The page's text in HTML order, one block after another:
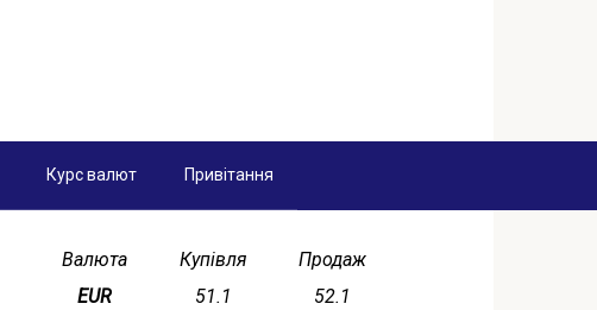
Курс валют Привітання
Валюта Купівля
Продаж
EUR
51.1
52.1